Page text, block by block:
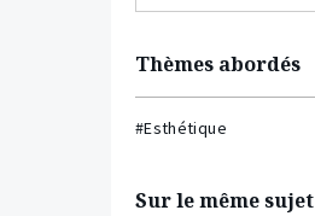
Thèmes abordés
#Esthétique
Sur le même sujet